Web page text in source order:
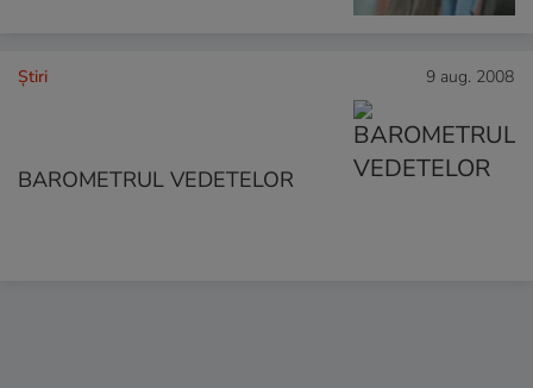
Ştiri 9 aug. 2008
BAROMETRUL VEDETELOR